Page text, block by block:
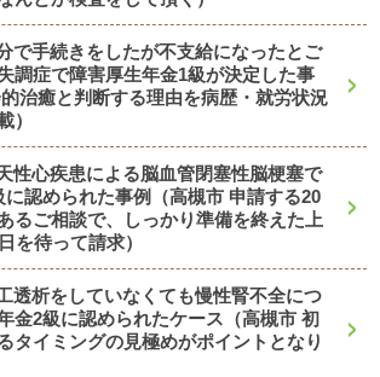
で手続きをしたが不支給になったとご
調症で障害厚生年金1級が決定した事
治癒と判断する理由を病歴・就労状況
）
性心疾患による脳血管閉塞性脳梗塞で
に認められた事例（高槻市 申請する20
るご相談で、しっかり準備を終えた上
を待って請求）
透析をしていなくても慢性腎不全につ
金2級に認められたケース（高槻市 初
タイミングの見極めがポイントとなり